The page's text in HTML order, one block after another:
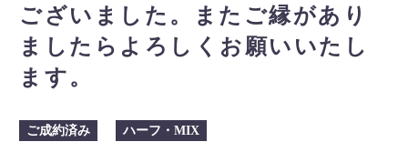
ございました。またご縁があり
ましたらよろしくお願いいたし
ます。
ご成約済み ハーフ・MIX